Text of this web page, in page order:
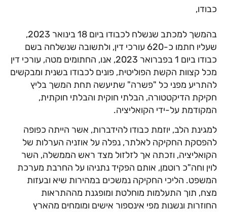
כבודו,
בהמשך למכתב שנשלח לכבודו ביום 18 בינואר 2023,
שעליו חתמו כ-620 עורכי דין, ולתשובה שנשלחה בשם
כבודו ביום 1 בפברואר 2023, אנו, החתומים מטה, עורכי דין
מכל קצוות הקשת הפוליטית, פונים לכבודו בשנית ומבקשים
להתריע מפני כל "פשרה" שתיעשה תחת המשך בליץ
חקיקת הדיקטטורה, הבלתי חוקית והבלתי חוקתית,
המקודמת על-ידי הקואליציה.
למגינת הלב, יוזמת כבודו להידברות, אשר הייתה כפופה
להפסקת החקיקה לאלתר, נפלה על אוזניה הערלות של
הקואליציה, וזכתה אך לזלזול מצד ראש הממשלה, השר
לוין וחה"כ רוטמן, אותם הפקיד נתניהו על החרבת מערכת
המשפט. הליכי החקיקה נמשכים במהירות שיא ובעזות
מצח, תוך התעלמות מוחלטת ומופגנת מההתראות
החוזרות ונשנות מפי אינספור אישים ומומחים מהארץ